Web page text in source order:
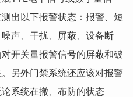
出以下报警状态：报警、短
声、干扰、屏蔽、设备断
开关量报警信号的屏蔽和破
另外门禁系统还应该对报警
系统在撤、布防的状态